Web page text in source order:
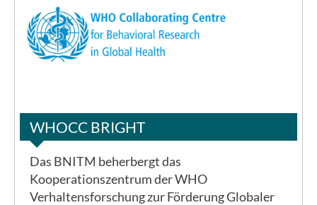
WHOCC BRIGHT
Das BNITM beherbergt das
Kooperationszentrum der WHO
Verhaltensforschung zur Förderung Globaler